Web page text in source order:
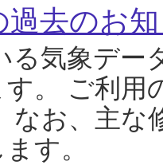
過去のお
気象デー
。 ご利用
なお、主な
す。